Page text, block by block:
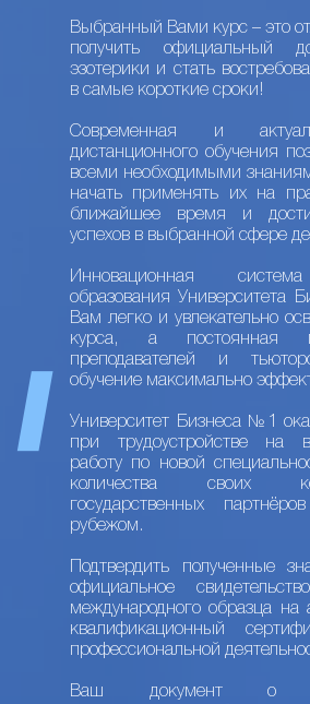
Выбранный Вами курс – это
получить официальный
эзотерики и стать
в самые короткие сроки!
Современная и
дистанционного обучения
всеми необходимыми
начать применять их на
ближайшее время и
успехов в выбранной сфере
Инновационная
образования Университета
Вам легко и увлекательно
курса, а постоянная
преподавателей и
обучение максимально
Университет Бизнеса №1
при трудоустройстве на
работу по новой
количества своих
государственных
рубежом.
Подтвердить полученные
официальное
международного образца на
квалификационный
профессиональной
Ваш документ о